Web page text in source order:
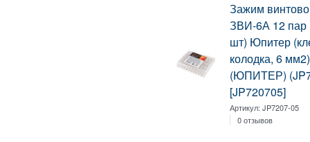
Зажим
ЗВИ-6А 12
шт) Юпитер
колодка, 6 мм2)
(ЮПИТЕР)
[JP720705]
Артикул:JP7207-05
0 отзывов